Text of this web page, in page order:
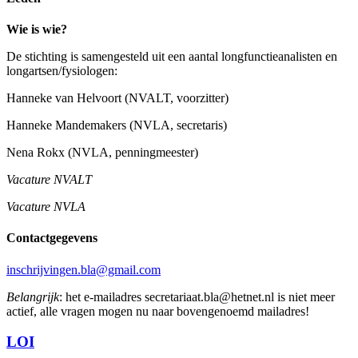
Wie is wie?
De stichting is samengesteld uit een aantal longfunctieanalisten en
longartsen/fysiologen:
Hanneke van Helvoort (NVALT, voorzitter)
Hanneke Mandemakers (NVLA, secretaris)
Nena Rokx (NVLA, penningmeester)
Vacature NVALT
Vacature NVLA
Contactgegevens
inschrijvingen.bla@gmail.com
Belangrijk: het e-mailadres secretariaat.bla@hetnet.nl is niet meer
actief, alle vragen mogen nu naar bovengenoemd mailadres!
LOI